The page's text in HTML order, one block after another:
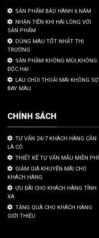
SẢN PHẨM BẢO HÀNH 6 NĂM
NHẬN TIỀN KHI HÀI LÒNG VỚI
SẢN PHẨM
DÙNG MÀU TỐT NHẤT THỊ
TRƯỜNG
SẢN PHẦM KHÔNG MÙI,KHÔNG
ĐỘC HẠI
LAU CHÙI THOẢI MÁI KHÔNG SỢ
BAY MÀU
CHÍNH SÁCH
TƯ VẤN 24/7 KHÁCH HÀNG CẦN
LÀ CÓ
THIẾT KẾ TƯ VẤN MẪU MIỄN PHÍ
GIẢM GIÁ KHUYẾN MÃI CHO
KHÁCH HÀNG
ƯU ĐÃI CHO KHÁCH HÀNG TỈNH
XA
TẶNG QUÀ CHO KHÁCH HÀNG
GIỚI THIỆU